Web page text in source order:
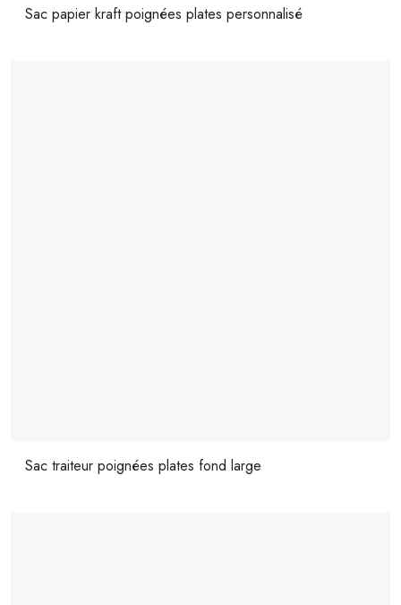
Sac papier kraft poignées plates personnalisé
Sac traiteur poignées plates fond large